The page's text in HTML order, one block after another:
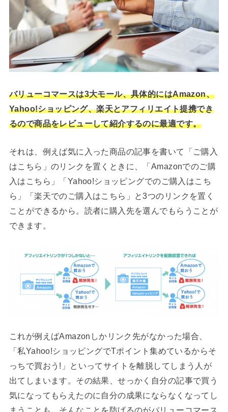
バリューコマースは3大モール、具体的にはAmazon、
Yahoo!ショッピング、楽天とアフィリエイト提携でき
るので商品をレビューして紹介するのに最適です。
それは、例えば気に入った商品の記事を書いて「ご購入
はこちら」のリンクを置くときに、「Amazonでのご購
入はこちら」「Yahoo!ショッピングでのご購入はこち
ら」「楽天でのご購入はこちら」と3つのリンクを置く
ことができるから。読者に購入先を選んでもらうことが
できます。
これが例えばAmazonしかリンク先がなかった場合、
「私Yahoo!ショッピングでTポイント集めているからそ
っちで買おう!」といってサイトを離脱してしまう人が
出てしまいます。その結果、せっかく自分の記事で買う
気になってもらえたのに自分の成果にならなくなってし
まうことも。そんなことを防げるのがバリューコマース